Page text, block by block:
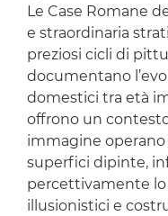
Le Case Romane
e straordinaria
preziosi cicli di
documentano
domestici tra età
offrono un
immagine
superfici dipinte,
percettivamente lo
illusionistici e